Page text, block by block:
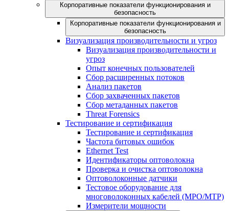
Корпоративные показатели функционирования и
безопасность
Корпоративные показатели функционирования и
безопасность
Визуализация производительности и угроз
Визуализация производительности и
угроз
Опыт конечных пользователей
Сбор расширенных потоков
Анализ пакетов
Сбор захваченных пакетов
Сбор метаданных пакетов
Threat Forensics
Тестирование и сертификация
Тестирование и сертификация
Частота битовых ошибок
Ethernet Test
Идентификаторы оптоволокна
Проверка и очистка оптоволокна
Оптоволоконные датчики
Тестовое оборудование для
многоволоконных кабелей (MPO/MTP)
Измерители мощности